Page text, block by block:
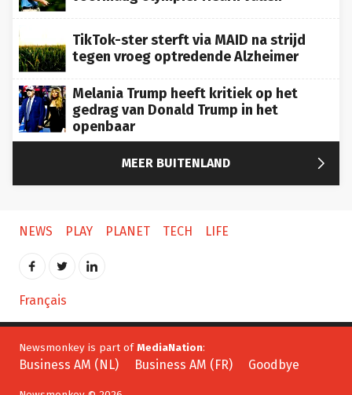
TikTok-ster sterft via MAID na strijd
tegen vroeg optredende Alzheimer
Melania Trump heeft kritiek op het
gedrag van Donald Trump in het
openbaar
MEER BUITENLAND 
NEWS PLAY PLANET TECH LIFE
Français
Newsmonkey is part of MediaNation
Business AM (NL) Business AM (FR) Goodbye
Newsmonkey © 2026